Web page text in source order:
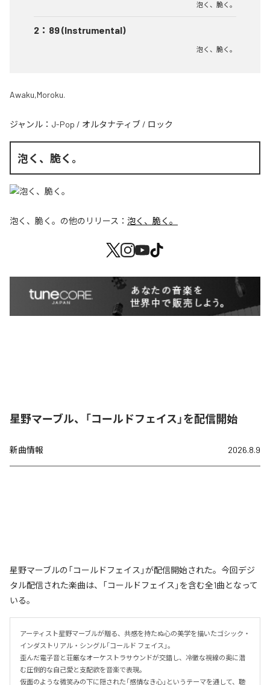
泡く、脆く。
2 ： 89 (Instrumental)
泡く、脆く。
Awaku,Moroku.
ジャンル： J-Pop / オルタナティブ / ロック
泡く、脆く。
泡く、脆く。 の他のリリース： 泡く、脆く。
星野マーブル、「コールドフェイス」を配信開始
新曲情報 2026.8.9
星野マーブルの「コールドフェイス」が配信開始された。今回デジ
タル配信された楽曲は、「コールドフェイス」を含む全1曲となって
いる。
アーティスト星野マーブルが贈る、共感を持たぬ心の美学を描いたゴシック・
インダストリアル・シングル「コールド フェイス」。
歪んだ電子音と荘厳なオーケストラサウンドが交錯し、冷徹な視線の奥に潜
む圧倒的な自己愛と支配欲を音楽で表現。
仮面のような微笑みの下に隠された「感情なき心」というテーマを通して、聴